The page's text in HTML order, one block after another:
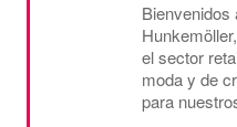
el sector
moda y de
para